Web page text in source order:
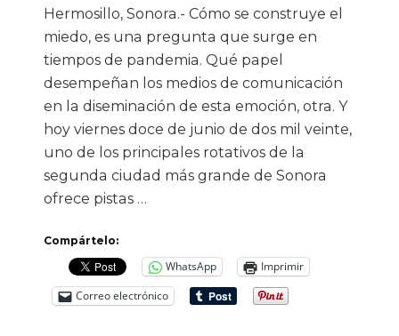
Hermosillo, Sonora.- Cómo se construye el
miedo, es una pregunta que surge en
tiempos de pandemia. Qué papel
desempeñan los medios de comunicación
en la diseminación de esta emoción, otra. Y
hoy viernes doce de junio de dos mil veinte,
uno de los principales rotativos de la
segunda ciudad más grande de Sonora
ofrece pistas …
Compártelo:
WhatsApp
Imprimir
Correo electrónico